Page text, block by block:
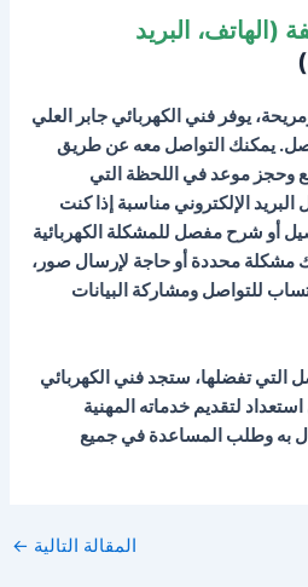
(الهاتف، البريد
)
يوفر فني الكهربائي جابر العلي
يمكنك التواصل معه عن طريق
وحجز موعد في اللحظة التي
الإلكتروني مناسبة إذا كنت
أو شرح مفصل للمشكلة الكهربائية
مشكلة محددة أو حاجة لإرسال صور،
للتواصل ومشاركة البيانات
التي تفضلها، ستجد فني الكهربائي
لتقديم خدماته المهنية
به وطلب المساعدة في جميع
المقالة التالية ←